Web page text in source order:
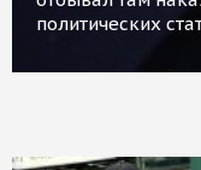
политических